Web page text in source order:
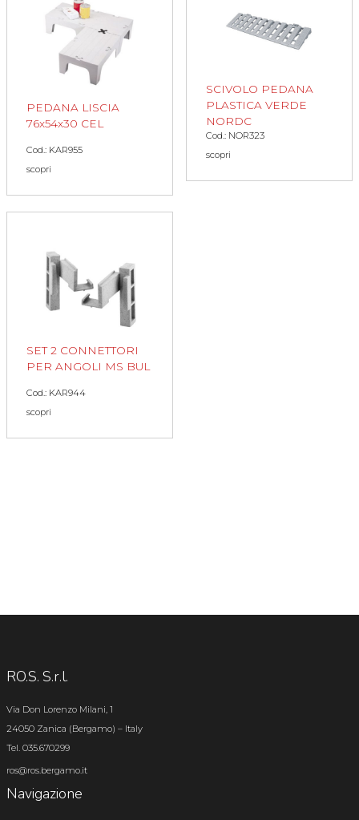
PEDANA LISCIA
76x54x30 CEL
Cod.: KAR955
scopri
SCIVOLO PEDANA
PLASTICA VERDE
NORDC
Cod.: NOR323
scopri
SET 2 CONNETTORI
PER ANGOLI MS BUL
Cod.: KAR944
scopri
RO.S. S.r.l.
Via Don Lorenzo Milani, 1
24050 Zanica (Bergamo) – Italy
Tel. 035.670299
ros@ros.bergamo.it
Navigazione